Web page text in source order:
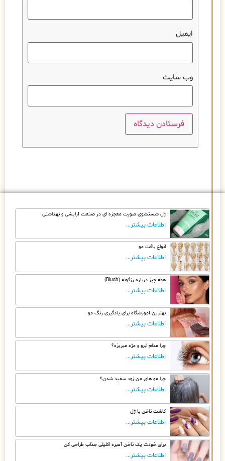
ایمیل
وب‌ سایت
ژل شستشوی صورت معجزه ای در صنعت آرایشی و بهداشتی
اطلاعات بیشتر...
انواع بافت مو
اطلاعات بیشتر...
همه چیز درباره رژگونه (Blush)
اطلاعات بیشتر...
بهترین آموزشگاه برای یادگیری رنگ مو
اطلاعات بیشتر...
چرا مدام ابرو و مژه میریزه؟
اطلاعات بیشتر...
چرا مو های من زود سفید شدن؟
اطلاعات بیشتر...
کاشت ناخن با ژل
اطلاعات بیشتر...
برای خودت یک ناخن آمبره اکلیلی جذاب طراحی کن
اطلاعات بیشتر...